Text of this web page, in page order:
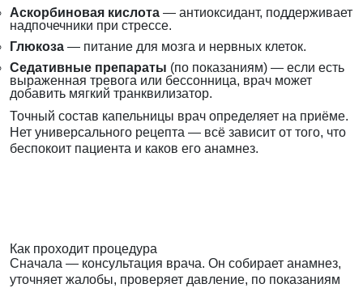
Аскорбиновая кислота — антиоксидант, поддерживает
надпочечники при стрессе.
Глюкоза — питание для мозга и нервных клеток.
Седативные препараты (по показаниям) — если есть
выраженная тревога или бессонница, врач может
добавить мягкий транквилизатор.
Точный состав капельницы врач определяет на приёме.
Нет универсального рецепта — всё зависит от того, что
беспокоит пациента и каков его анамнез.
Как проходит процедура
Сначала — консультация врача. Он собирает анамнез,
уточняет жалобы, проверяет давление, по показаниям